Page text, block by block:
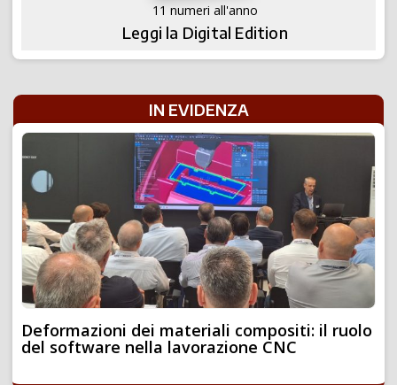
11 numeri all'anno
Leggi la Digital Edition
IN EVIDENZA
Deformazioni dei materiali compositi: il ruolo
del software nella lavorazione CNC